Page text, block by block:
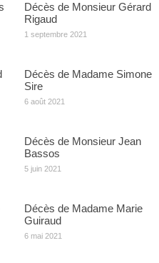
Décès de Monsieur Gérard
Rigaud
1 septembre 2021
Décès de Madame Simone
Sire
6 août 2021
Décès de Monsieur Jean
Bassos
5 juin 2021
Décès de Madame Marie
Guiraud
6 mai 2021